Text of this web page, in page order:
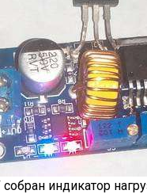
индикатор